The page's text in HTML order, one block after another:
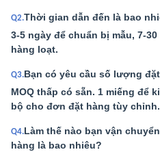
Q2.Thời gian dẫn đến là bao
3-5 ngày để chuẩn bị mẫu, 7-
hàng loạt.
Q3.Bạn có yêu cầu số lượng
MOQ thấp có sẵn. 1 miếng để
bộ cho đơn đặt hàng tùy chỉnh.
Q4.Làm thế nào bạn vận
hàng là bao nhiêu?